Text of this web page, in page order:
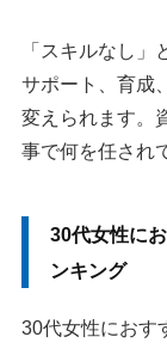
「スキルなし
サポート、育成
変えられます。
事で何を任され
30代女性に
ンキング
30代女性におす